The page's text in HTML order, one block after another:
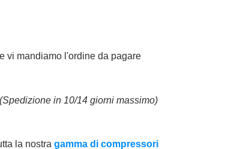
vi mandiamo l'ordine da pagare
in 10/14 giorni massimo)
la nostragamma di compressori